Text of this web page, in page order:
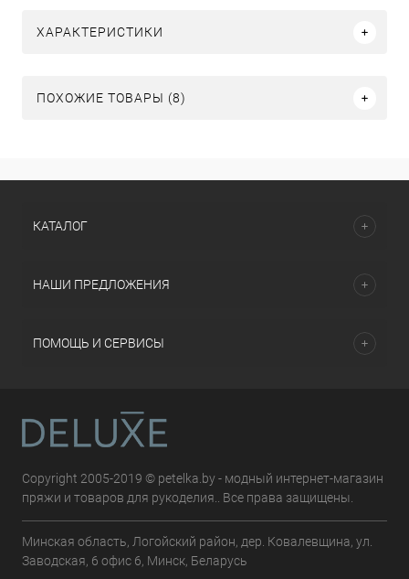
ХАРАКТЕРИСТИКИ
ПОХОЖИЕ ТОВАРЫ (8)
КАТАЛОГ
НАШИ ПРЕДЛОЖЕНИЯ
ПОМОЩЬ И СЕРВИСЫ
Copyright 2005-2019 © petelka.by - модный интернет-магазин
пряжи и товаров для рукоделия.. Все права защищены.
Минская область, Логойский район, дер. Ковалевщина, ул.
Заводская, 6 офис 6, Минск, Беларусь